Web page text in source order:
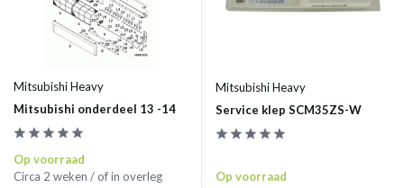
Mitsubishi Heavy
Mitsubishi onderdeel 13 -14
Op voorraad
Circa 2 weken / of in overleg
Mitsubishi Heavy
Service klep SCM35ZS-W
Op voorraad